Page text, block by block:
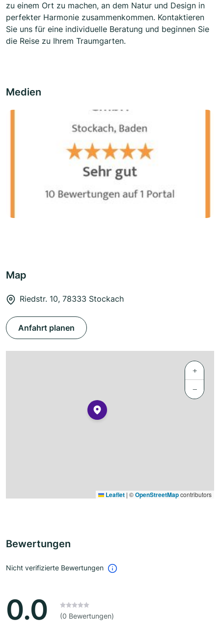
zu einem Ort zu machen, an dem Natur und Design in
perfekter Harmonie zusammenkommen. Kontaktieren
Sie uns für eine individuelle Beratung und beginnen Sie
die Reise zu Ihrem Traumgarten.
Medien
Map
Riedstr. 10, 78333 Stockach
Anfahrt planen
+
−
Leaflet | ©OpenStreetMapcontributors
Bewertungen
Nicht verifizierte Bewertungen
0.0 (0 Bewertungen)